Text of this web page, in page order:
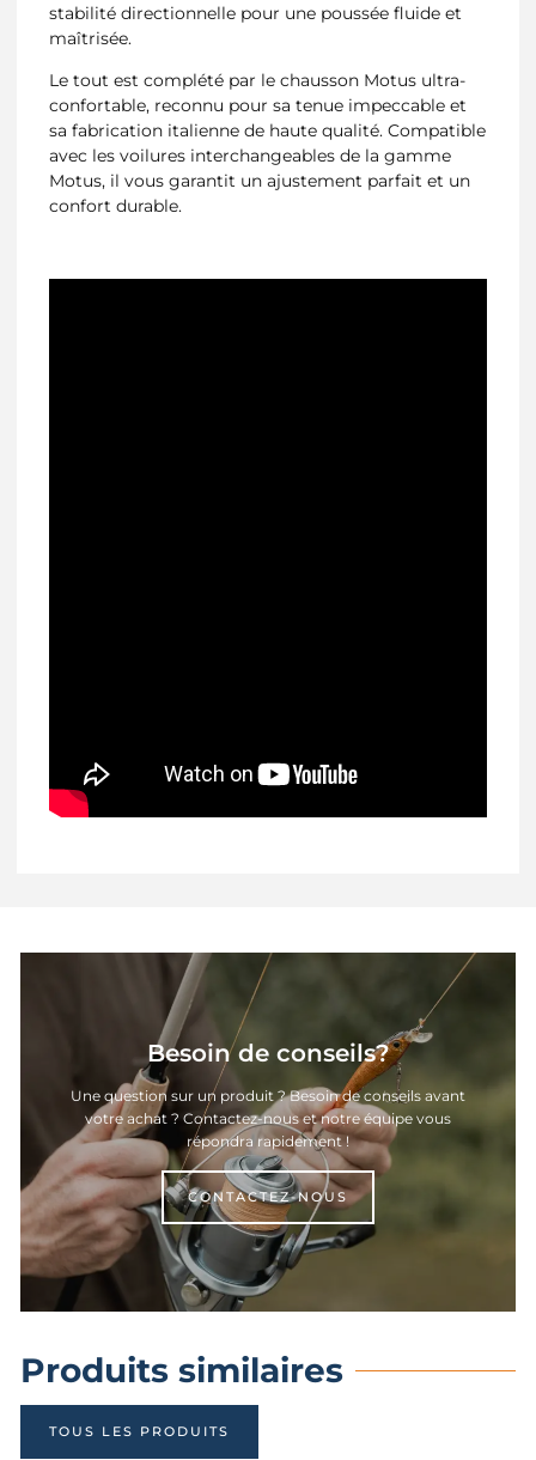
stabilité directionnelle pour une poussée fluide et
maîtrisée.
Le tout est complété par le chausson Motus ultra-
confortable, reconnu pour sa tenue impeccable et
sa fabrication italienne de haute qualité. Compatible
avec les voilures interchangeables de la gamme
Motus, il vous garantit un ajustement parfait et un
confort durable.
Besoin de conseils?
Une question sur un produit ? Besoin de conseils avant
votre achat ? Contactez-nous et notre équipe vous
répondra rapidement !
CONTACTEZ-NOUS
Produits similaires
TOUS LES PRODUITS